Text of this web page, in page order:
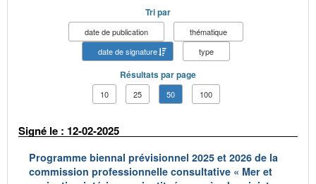
Tri par
date de publication
thématique
date de signature
type
Résultats par page
10 25 50 100
Signé le : 12-02-2025
Programme biennal prévisionnel 2025 et 2026 de la
commission professionnelle consultative « Mer et